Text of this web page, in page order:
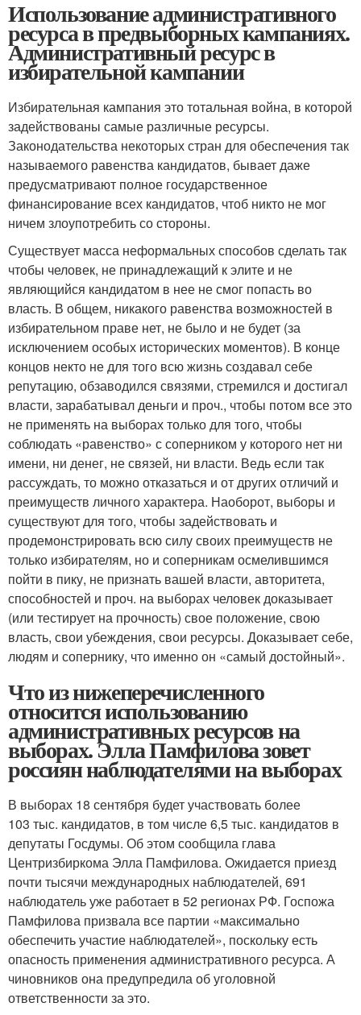
Использование административного
ресурса в предвыборных кампаниях.
Административный ресурс в
избирательной кампании
Избирательная кампания это тотальная война, в которой
задействованы самые различные ресурсы.
Законодательства некоторых стран для обеспечения так
называемого равенства кандидатов, бывает даже
предусматривают полное государственное
финансирование всех кандидатов, чтоб никто не мог
ничем злоупотребить со стороны.
Существует масса неформальных способов сделать так
чтобы человек, не принадлежащий к элите и не
являющийся кандидатом в нее не смог попасть во
власть. В общем, никакого равенства возможностей в
избирательном праве нет, не было и не будет (за
исключением особых исторических моментов). В конце
концов некто не для того всю жизнь создавал себе
репутацию, обзаводился связями, стремился и достигал
власти, зарабатывал деньги и проч., чтобы потом все это
не применять на выборах только для того, чтобы
соблюдать «равенство» с соперником у которого нет ни
имени, ни денег, не связей, ни власти. Ведь если так
рассуждать, то можно отказаться и от других отличий и
преимуществ личного характера. Наоборот, выборы и
существуют для того, чтобы задействовать и
продемонстрировать всю силу своих преимуществ не
только избирателям, но и соперникам осмелившимся
пойти в пику, не признать вашей власти, авторитета,
способностей и проч. на выборах человек доказывает
(или тестирует на прочность) свое положение, свою
власть, свои убеждения, свои ресурсы. Доказывает себе,
людям и сопернику, что именно он «самый достойный».
Что из нижеперечисленного
относится использованию
административных ресурсов на
выборах. Элла Памфилова зовет
россиян наблюдателями на выборах
В выборах 18 сентября будет участвовать более
103 тыс. кандидатов, в том числе 6,5 тыс. кандидатов в
депутаты Госдумы. Об этом сообщила глава
Центризбиркома Элла Памфилова. Ожидается приезд
почти тысячи международных наблюдателей, 691
наблюдатель уже работает в 52 регионах РФ. Госпожа
Памфилова призвала все партии «максимально
обеспечить участие наблюдателей», поскольку есть
опасность применения административного ресурса. А
чиновников она предупредила об уголовной
ответственности за это.